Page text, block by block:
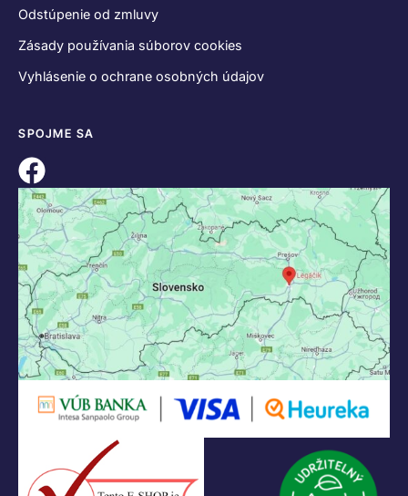
Odstúpenie od zmluvy
Zásady používania súborov cookies
Vyhlásenie o ochrane osobných údajov
SPOJME SA